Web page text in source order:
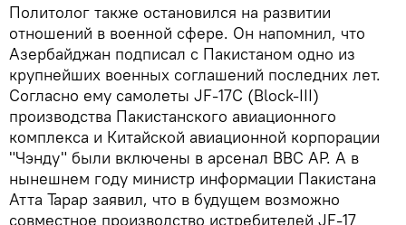
Политолог также остановился на развитии
отношений в военной сфере. Он напомнил, что
Азербайджан подписал с Пакистаном одно из
крупнейших военных соглашений последних лет.
Согласно ему самолеты JF-17C (Block-III)
производства Пакистанского авиационного
комплекса и Китайской авиационной корпорации
"Чэнду" были включены в арсенал ВВС АР. А в
нынешнем году министр информации Пакистана
Атта Тарар заявил, что в будущем возможно
совместное производство истребителей JF-17